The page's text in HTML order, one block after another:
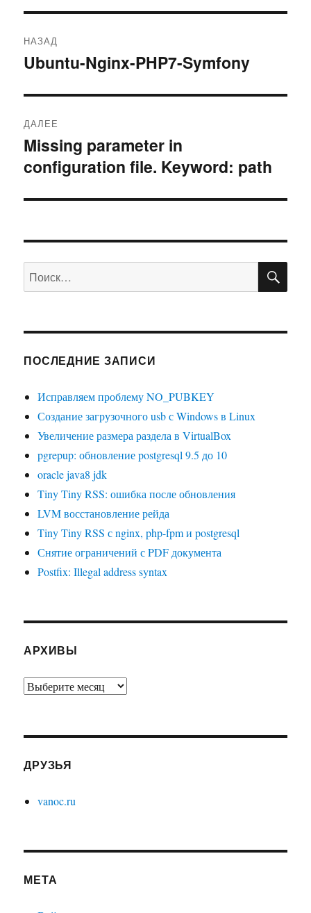
по
НАЗАД
Предыдущая
Ubuntu-Nginx-PHP7-Symfony
ДАЛЕЕ
Следующая
запись:
Missing parameter in
configuration file. Keyword: path
Искать:
ПОСЛЕДНИЕ ЗАПИСИ
Исправляем проблему NO_PUBKEY
Создание загрузочного usb с Windows в Linux
Увеличение размера раздела в VirtualBox
pgrepup: обновление postgresql 9.5 до 10
oracle java8 jdk
Tiny Tiny RSS: ошибка после обновления
LVM восстановление рейда
Tiny Tiny RSS с nginx, php-fpm и postgresql
Снятие ограничений с PDF документа
Postfix: Illegal address syntax
АРХИВЫ
Архивы
ДРУЗЬЯ
vanoc.ru
МЕТА